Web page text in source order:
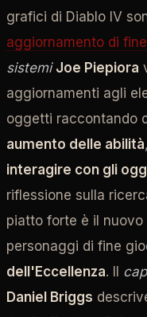
grafici di Diablo IV
aggiornamento di
sistemi Joe Piepiora
aggiornamenti agli
oggetti raccontando
aumento delle abilità
interagire con gli
riflessione sulla
piatto forte è il
personaggi di fine
dell'Eccellenza. Il
Daniel Briggs